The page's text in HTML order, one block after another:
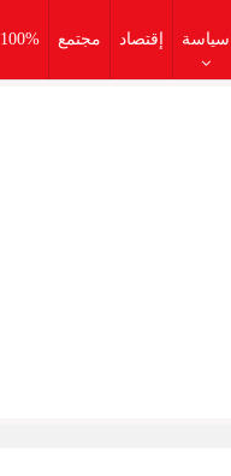
سياسة إقتصاد مجتمع 100% شباب